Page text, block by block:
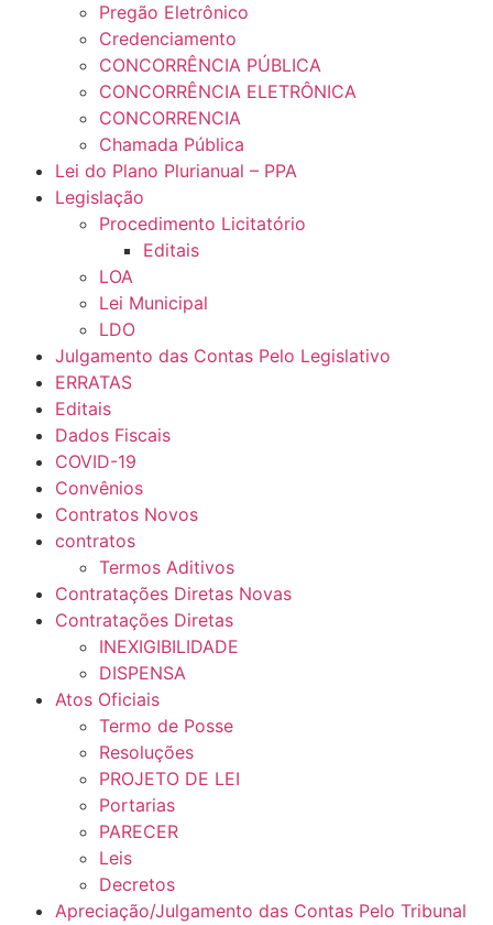
Pregão Eletrônico
Credenciamento
CONCORRÊNCIA PÚBLICA
CONCORRÊNCIA ELETRÔNICA
CONCORRENCIA
Chamada Pública
Lei do Plano Plurianual – PPA
Legislação
Procedimento Licitatório
Editais
LOA
Lei Municipal
LDO
Julgamento das Contas Pelo Legislativo
ERRATAS
Editais
Dados Fiscais
COVID-19
Convênios
Contratos Novos
contratos
Termos Aditivos
Contratações Diretas Novas
Contratações Diretas
INEXIGIBILIDADE
DISPENSA
Atos Oficiais
Termo de Posse
Resoluções
PROJETO DE LEI
Portarias
PARECER
Leis
Decretos
Apreciação/Julgamento das Contas Pelo Tribunal